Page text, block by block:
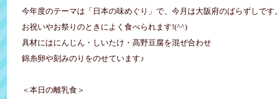
今年度のテーマは「日本の味めぐり」で、今月は大阪府のばらずしです。
お祝いやお祭りのときによく食べられます!(^^)
具材にはにんじん・しいたけ・高野豆腐を混ぜ合わせ
錦糸卵や刻みのりをのせています♪
＜本日の離乳食＞